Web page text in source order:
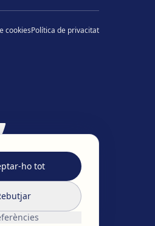
cookiesPolítica de privacitat
ho tot